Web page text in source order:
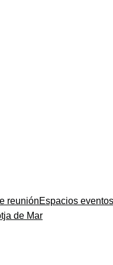
reuniónEspacios eventos
de Mar